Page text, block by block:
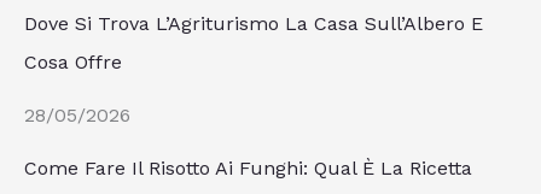
Dove Si Trova L’Agriturismo La Casa Sull’Albero E
Cosa Offre
28/05/2026
Come Fare Il Risotto Ai Funghi: Qual È La Ricetta